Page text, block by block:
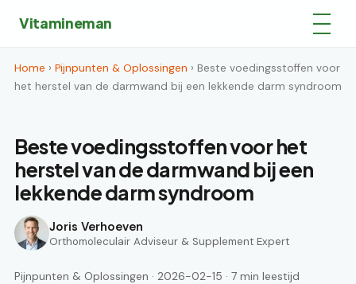
Vitamineman
Home › Pijnpunten & Oplossingen › Beste voedingsstoffen voor
het herstel van de darmwand bij een lekkende darm syndroom
Beste voedingsstoffen voor het
herstel van de darmwand bij een
lekkende darm syndroom
Joris Verhoeven
Orthomoleculair Adviseur & Supplement Expert
Pijnpunten & Oplossingen · 2026-02-15 · 7 min leestijd